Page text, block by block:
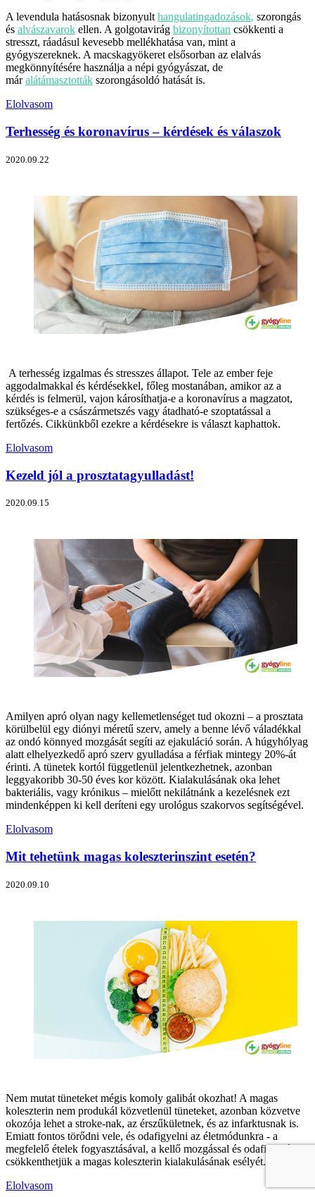
A levendula hatásosnak bizonyulthangulatingadozások, szorongás
és alvászavarok ellen. A golgotavirág bizonyítottan csökkenti a
stresszt, ráadásul kevesebb mellékhatása van, mint a
gyógyszereknek. A macskagyökeret elsősorban az elalvás
megkönnyítésére használja a népi gyógyászat, de
máralátámasztották szorongásoldó hatását is.
Elolvasom
Terhesség és koronavírus – kérdések és válaszok
2020.09.22
A terhesség izgalmas és stresszes állapot. Tele az ember feje
aggodalmakkal és kérdésekkel, főleg mostanában, amikor az a
kérdés is felmerül, vajon károsíthatja-e a koronavírus a magzatot,
szükséges-e a császármetszés vagy átadható-e szoptatással a
fertőzés. Cikkünkből ezekre a kérdésekre is választ kaphattok.
Elolvasom
Kezeld jól a prosztatagyulladást!
2020.09.15
Amilyen apró olyan nagy kellemetlenséget tud okozni – a prosztata
körülbelül egy diónyi méretű szerv, amely a benne lévő váladékkal
az ondó könnyed mozgását segíti az ejakuláció során. A húgyhólyag
alatt elhelyezkedő apró szerv gyulladása a férfiak mintegy 20%-át
érinti. A tünetek kortól függetlenül jelentkezhetnek, azonban
leggyakoribb 30-50 éves kor között. Kialakulásának oka lehet
bakteriális, vagy krónikus – mielőtt nekilátnánk a kezelésnek ezt
mindenképpen ki kell deríteni egy urológus szakorvos segítségével.
Elolvasom
Mit tehetünk magas koleszterinszint esetén?
2020.09.10
Nem mutat tüneteket mégis komoly galibát okozhat! A magas
koleszterin nem produkál közvetlenül tüneteket, azonban közvetve
okozója lehet a stroke-nak, az érszűkületnek, és az infarktusnak is.
Emiatt fontos törődni vele, és odafigyelni az életmódunkra - a
megfelelő ételek fogyasztásával, a kellő mozgással és odafigyeléssel
csökkenthetjük a magas koleszterin kialakulásának esélyét.
Elolvasom